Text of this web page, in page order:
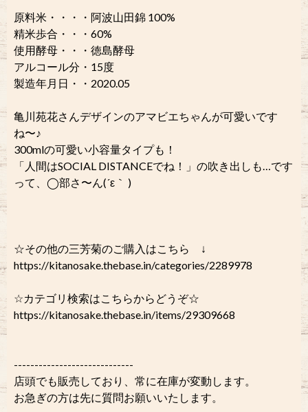
原料米・・・・阿波山田錦 100%
精米歩合・・・60%
使用酵母・・・徳島酵母
アルコール分・15度
製造年月日・・2020.05
亀川苑花さんデザインのアマビエちゃんが可愛いです
ね〜♪
300mlの可愛い小容量タイプも！
「人間はSOCIAL DISTANCEでね！」の吹き出しも…です
って、◯部さ〜ん(´ε｀ )
☆その他の三芳菊のご購入はこちら ↓
https://kitanosake.thebase.in/categories/2289978
☆カテゴリ検索はこちらからどうぞ☆
https://kitanosake.thebase.in/items/29309668
-----------------------------
店頭でも販売しており、常に在庫が変動します。
お急ぎの方は先に質問お願いいたします。